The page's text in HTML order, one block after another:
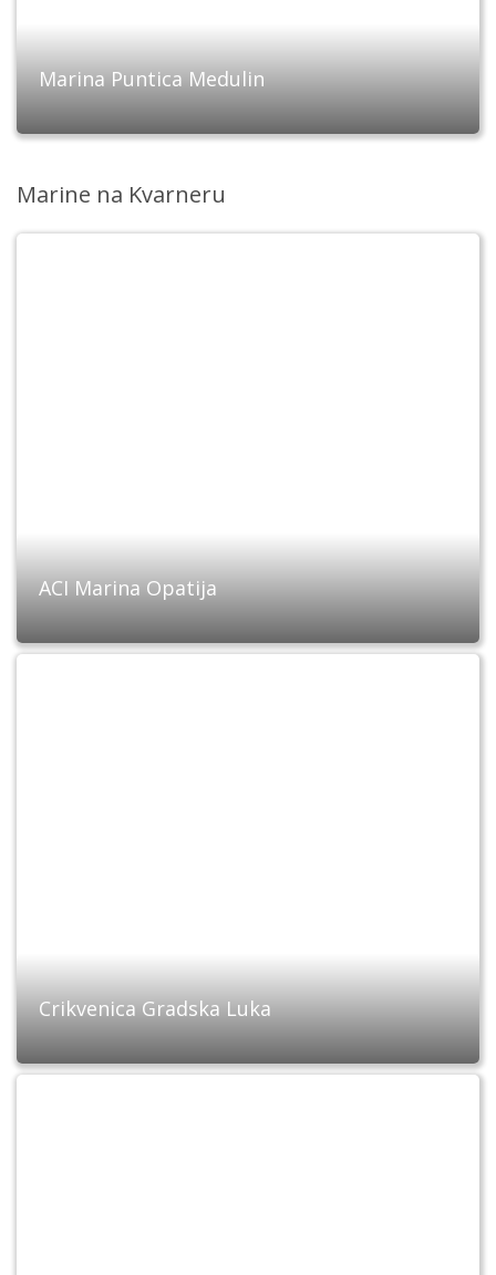
Marina Puntica Medulin
Marine na Kvarneru
ACI Marina Opatija
Crikvenica Gradska Luka